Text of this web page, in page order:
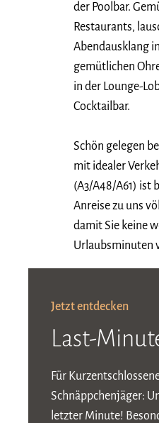
der Poolbar.
Restaurants,
Abendausklang
gemütlichen
in der Lounge-
Cocktailbar.
Schön gelegen
mit idealer
(A3/A48/A61) ist
Anreise zu uns
damit Sie keine
Urlaubsminuten
Jetzt entdecken
Last-
Für
Schnäppchenjäger:
letzter Minute!